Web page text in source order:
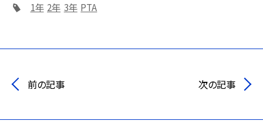
1年 2年 3年 PTA
前の記事 次の記事